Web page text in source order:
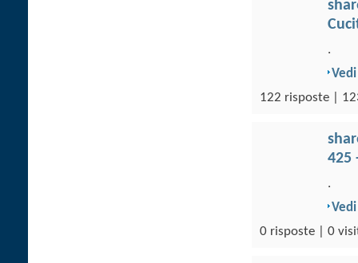
.
122 risposte |
425
.
0 risposte | 0